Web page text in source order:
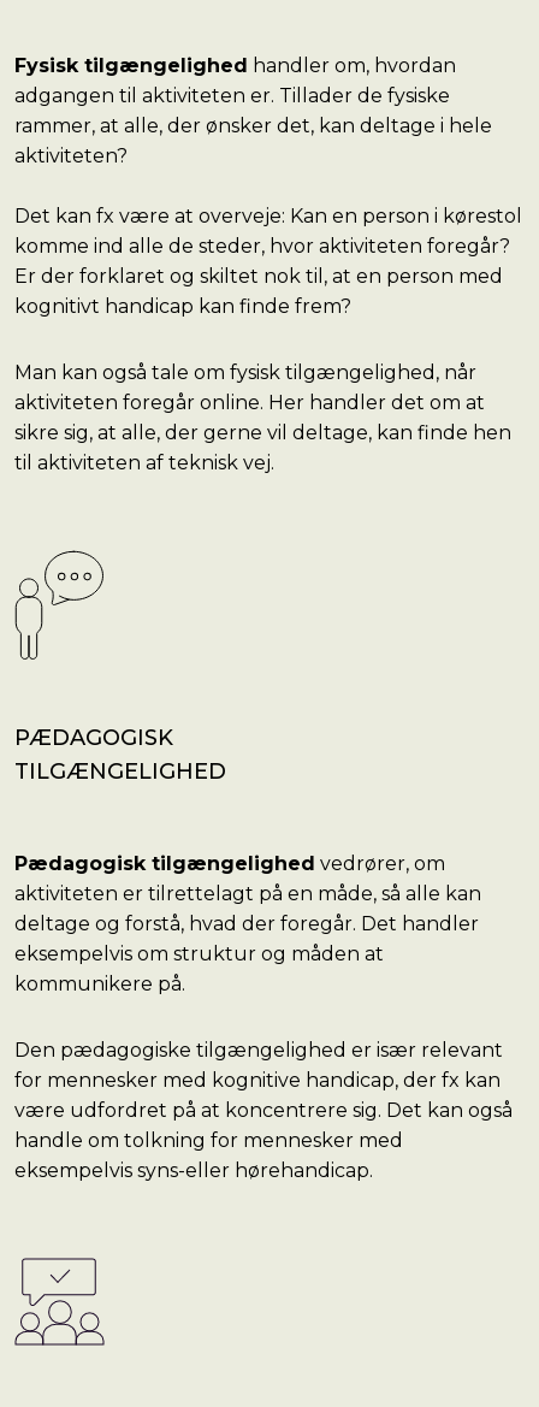
Fysisk tilgængelighed handler om, hvordan
adgangen til aktiviteten er. Tillader de fysiske
rammer, at alle, der ønsker det, kan deltage i hele
aktiviteten?
Det kan fx være at overveje: Kan en person i kørestol
komme ind alle de steder, hvor aktiviteten foregår?
Er der forklaret og skiltet nok til, at en person med
kognitivt handicap kan finde frem?
Man kan også tale om fysisk tilgængelighed, når
aktiviteten foregår online. Her handler det om at
sikre sig, at alle, der gerne vil deltage, kan finde hen
til aktiviteten af teknisk vej.
PÆDAGOGISK
TILGÆNGELIGHED
Pædagogisk tilgængelighed vedrører, om
aktiviteten er tilrettelagt på en måde, så alle kan
deltage og forstå, hvad der foregår. Det handler
eksempelvis om struktur og måden at
kommunikere på.
Den pædagogiske tilgængelighed er især relevant
for mennesker med kognitive handicap, der fx kan
være udfordret på at koncentrere sig. Det kan også
handle om tolkning for mennesker med
eksempelvis syns-eller hørehandicap.